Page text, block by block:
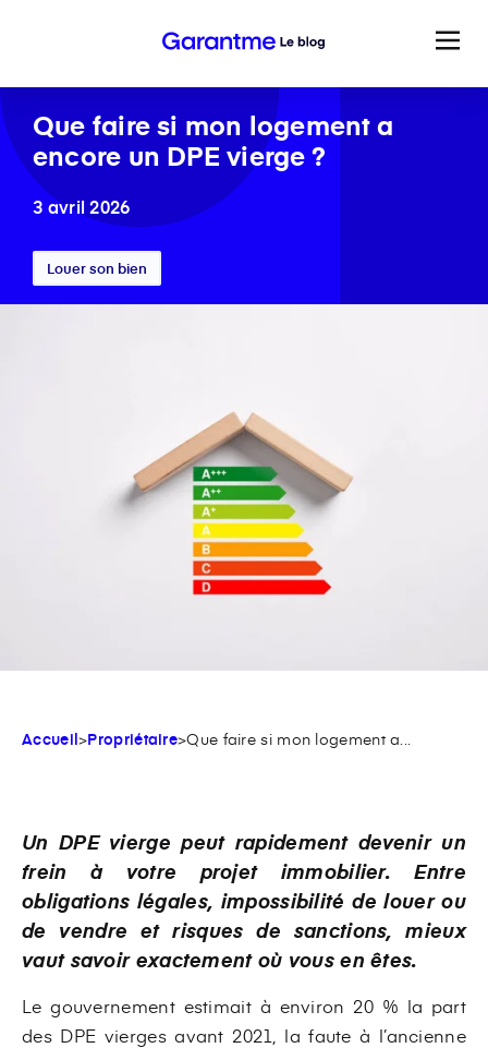
Que faire si mon logement a
encore un DPE vierge ?
3 avril 2026
Louer son bien
Accueil>Propriétaire>Que faire si mon logement a...
Un DPE vierge peut rapidement devenir un
frein à votre projet immobilier. Entre
obligations légales, impossibilité de louer ou
de vendre et risques de sanctions, mieux
vaut savoir exactement où vous en êtes.
Le gouvernement estimait à environ 20 % la part
des DPE vierges avant 2021, la faute à l’ancienne